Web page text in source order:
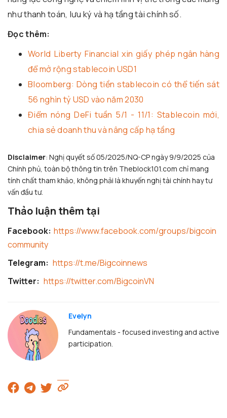
như thanh toán, lưu ký và hạ tầng tài chính số.
Đọc thêm:
World Liberty Financial xin giấy phép ngân hàng
để mở rộng stablecoin USD1
Bloomberg: Dòng tiền stablecoin có thể tiến sát
56 nghìn tỷ USD vào năm 2030
Điểm nóng DeFi tuần 5/1 - 11/1: Stablecoin mới,
chia sẻ doanh thu và nâng cấp hạ tầng
Disclaimer: Nghị quyết số 05/2025/NQ-CP ngày 9/9/2025 của
Chính phủ, toàn bộ thông tin trên Theblock101.com chỉ mang
tính chất tham khảo, không phải là khuyến nghị tài chính hay tư
vấn đầu tư.
Thảo luận thêm tại
Facebook: https://www.facebook.com/groups/bigcoin
community
Telegram: https://t.me/Bigcoinnews
Twitter: https://twitter.com/BigcoinVN
Evelyn
Fundamentals - focused investing and active
participation.